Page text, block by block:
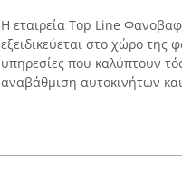
Η εταιρεία Top Line
εξειδικεύεται στο χώρο
υπηρεσίες που καλύπτουν
αναβάθμιση αυτοκινήτων